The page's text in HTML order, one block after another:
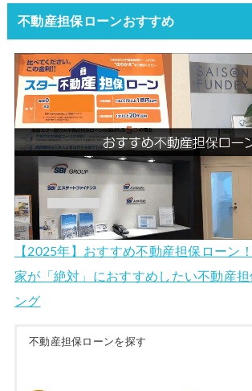
不動産担保ローンおすすめ
【2025年】おすすめ不動産担保ローン
家が「絶対」におすすめしたい不動産
ング
不動産担保ローンを探す